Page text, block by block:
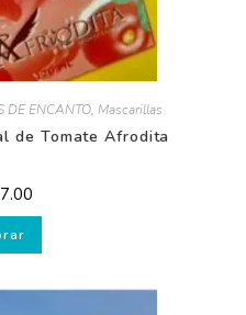
DE ENCANTO, Mascarillas
de Tomate Afrodita
7.00